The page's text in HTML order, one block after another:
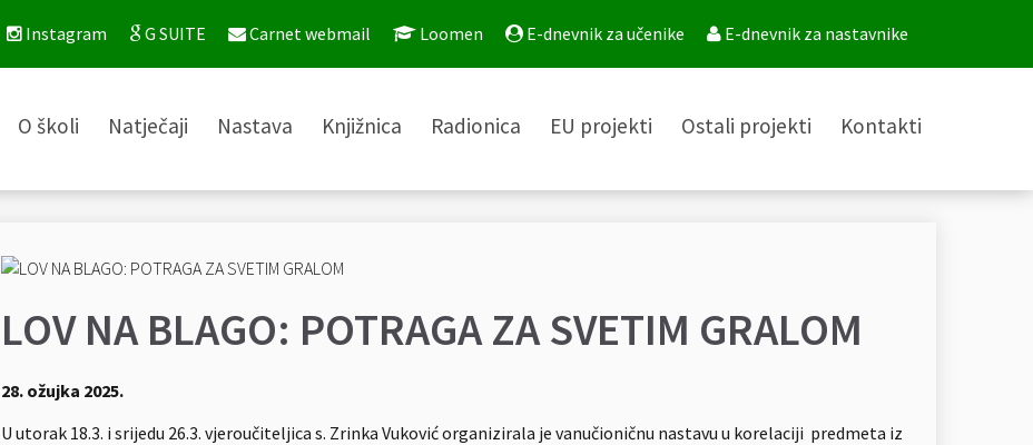
Instagram G SUITE Carnet webmail Loomen E-dnevnik za učenike E-dnevnik za nastavnike
O školi Natječaji Nastava Knjižnica Radionica EU projekti Ostali projekti Kontakti
LOV NA BLAGO: POTRAGA ZA SVETIM GRALOM
28. ožujka 2025.
U utorak 18.3. i srijedu 26.3. vjeroučiteljica s. Zrinka Vuković organizirala je vanučioničnu nastavu u korelaciji predmeta iz